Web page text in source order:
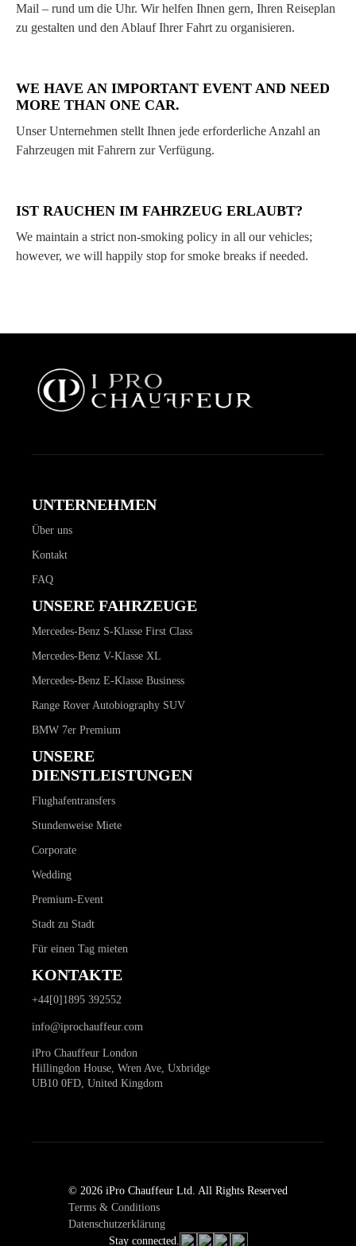
Mail – rund um die Uhr. Wir helfen Ihnen gern, Ihren Reiseplan
zu gestalten und den Ablauf Ihrer Fahrt zu organisieren.
WE HAVE AN IMPORTANT EVENT AND NEED
MORE THAN ONE CAR.
Unser Unternehmen stellt Ihnen jede erforderliche Anzahl an
Fahrzeugen mit Fahrern zur Verfügung.
IST RAUCHEN IM FAHRZEUG ERLAUBT?
We maintain a strict non-smoking policy in all our vehicles;
however, we will happily stop for smoke breaks if needed.
UNTERNEHMEN
Über uns
Kontakt
FAQ
UNSERE FAHRZEUGE
Mercedes-Benz S-Klasse First Class
Mercedes-Benz V-Klasse XL
Mercedes-Benz E-Klasse Business
Range Rover Autobiography SUV
BMW 7er Premium
UNSERE
DIENSTLEISTUNGEN
Flughafentransfers
Stundenweise Miete
Corporate
Wedding
Premium-Event
Stadt zu Stadt
Für einen Tag mieten
KONTAKTE
+44[0]1895 392552
info@iprochauffeur.com
iPro Chauffeur London
Hillingdon House, Wren Ave, Uxbridge
UB10 0FD, United Kingdom
© 2026 iPro Chauffeur Ltd. All Rights Reserved
Terms & Conditions
Datenschutzerklärung
Stay connected.